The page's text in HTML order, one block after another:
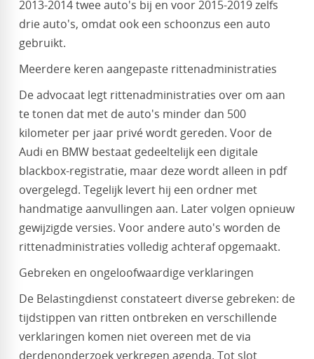
2013-2014 twee auto's bij en voor 2015-2019 zelfs
drie auto's, omdat ook een schoonzus een auto
gebruikt.
Meerdere keren aangepaste rittenadministraties
De advocaat legt rittenadministraties over om aan
te tonen dat met de auto's minder dan 500
kilometer per jaar privé wordt gereden. Voor de
Audi en BMW bestaat gedeeltelijk een digitale
blackbox-registratie, maar deze wordt alleen in pdf
overgelegd. Tegelijk levert hij een ordner met
handmatige aanvullingen aan. Later volgen opnieuw
gewijzigde versies. Voor andere auto's worden de
rittenadministraties volledig achteraf opgemaakt.
Gebreken en ongeloofwaardige verklaringen
De Belastingdienst constateert diverse gebreken: de
tijdstippen van ritten ontbreken en verschillende
verklaringen komen niet overeen met de via
derdenonderzoek verkregen agenda. Tot slot